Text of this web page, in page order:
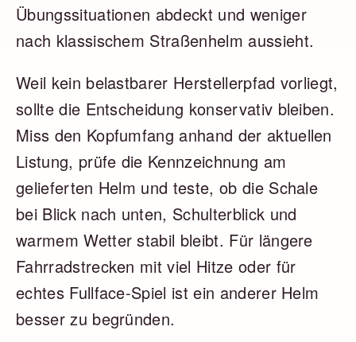
Übungssituationen abdeckt und weniger
nach klassischem Straßenhelm aussieht.
Weil kein belastbarer Herstellerpfad vorliegt,
sollte die Entscheidung konservativ bleiben.
Miss den Kopfumfang anhand der aktuellen
Listung, prüfe die Kennzeichnung am
gelieferten Helm und teste, ob die Schale
bei Blick nach unten, Schulterblick und
warmem Wetter stabil bleibt. Für längere
Fahrradstrecken mit viel Hitze oder für
echtes Fullface-Spiel ist ein anderer Helm
besser zu begründen.